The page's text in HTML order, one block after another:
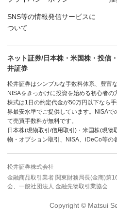
SNS等の情報発信サービスに
ついて
ネット証券/日本株・米国株・投信
井証券
松井証券はシンプルな手数料体系、豊富
NISAをきっかけに投資を始める初心者の
株式は1日の約定代金が50万円以下なら
界最安水準でご提供しています。NISA
て売買手数料が無料です。
日本株(現物取引/信用取引)・米国株(現
物・オプション取引、NISA、iDeCo等の
松井証券株式会社
金融商品取引業者 関東財務局長(金商)第
会、一般社団法人 金融先物取引業協会
Copyright © Matsui